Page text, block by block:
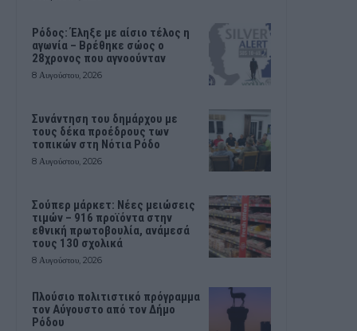
Ρόδος: Έληξε με αίσιο τέλος η
αγωνία – Βρέθηκε σώος ο
28χρονος που αγνοούνταν
8 Αυγούστου, 2026
Συνάντηση του δημάρχου με
τους δέκα προέδρους των
τοπικών στη Νότια Ρόδο
8 Αυγούστου, 2026
Σούπερ μάρκετ: Νέες μειώσεις
τιμών – 916 προϊόντα στην
εθνική πρωτοβουλία, ανάμεσά
τους 130 σχολικά
8 Αυγούστου, 2026
Πλούσιο πολιτιστικό πρόγραμμα
τον Αύγουστο από τον Δήμο
Ρόδου